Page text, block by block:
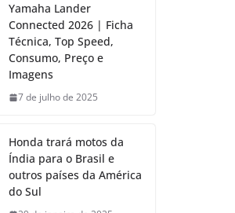
Yamaha Lander
Connected 2026 | Ficha
Técnica, Top Speed,
Consumo, Preço e
Imagens
7 de julho de 2025
Honda trará motos da
Índia para o Brasil e
outros países da América
do Sul